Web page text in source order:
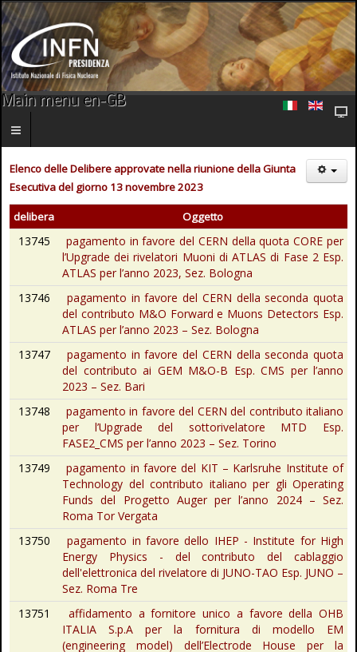
Main menu en-GB
Elenco delle Delibere approvate nella riunione della Giunta
Esecutiva del giorno 13 novembre 2023
delibera Oggetto
13745
pagamento in favore del CERN della quota CORE per
l’Upgrade dei rivelatori Muoni di ATLAS di Fase 2 Esp.
ATLAS per l’anno 2023, Sez. Bologna
13746
pagamento in favore del CERN della seconda quota
del contributo M&O Forward e Muons Detectors Esp.
ATLAS per l’anno 2023 – Sez. Bologna
13747
pagamento in favore del CERN della seconda quota
del contributo ai GEM M&O-B Esp. CMS per l’anno
2023 – Sez. Bari
13748
pagamento in favore del CERN del contributo italiano
per l’Upgrade del sottorivelatore MTD Esp.
FASE2_CMS per l’anno 2023 – Sez. Torino
13749
pagamento in favore del KIT – Karlsruhe Institute of
Technology del contributo italiano per gli Operating
Funds del Progetto Auger per l’anno 2024 – Sez.
Roma Tor Vergata
13750
pagamento in favore dello IHEP - Institute for High
Energy Physics - del contributo del cablaggio
dell'elettronica del rivelatore di JUNO-TAO Esp. JUNO –
Sez. Roma Tre
13751
affidamento a fornitore unico a favore della OHB
ITALIA S.p.A per la fornitura di modello EM
(engineering model) dell’Electrode House per la